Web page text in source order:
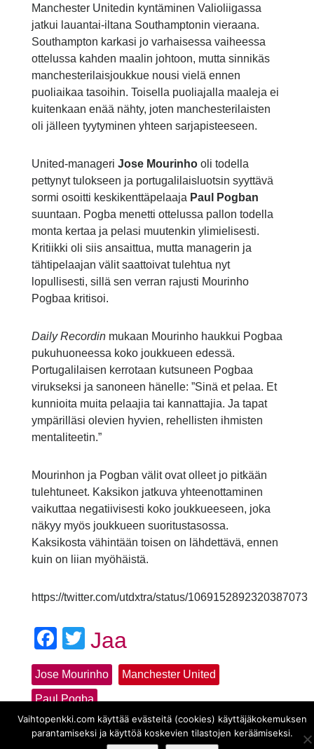
Manchester Unitedin kyntäminen Valioliigassa
jatkui lauantai-iltana Southamptonin vieraana.
Southampton karkasi jo varhaisessa vaiheessa
ottelussa kahden maalin johtoon, mutta sinnikäs
manchesterilaisjoukkue nousi vielä ennen
puoliaikaa tasoihin. Toisella puoliajalla maaleja ei
kuitenkaan enää nähty, joten manchesterilaisten
oli jälleen tyytyminen yhteen sarjapisteeseen.
United-manageri Jose Mourinhooli todella
pettynyt tulokseen ja portugalilaisluotsin syyttävä
sormi osoitti keskikenttäpelaaja Paul Pogban
suuntaan. Pogba menetti ottelussa pallon todella
monta kertaa ja pelasi muutenkin ylimielisesti.
Kritiikki oli siis ansaittua, mutta managerin ja
tähtipelaajan välit saattoivat tulehtua nyt
lopullisesti, sillä sen verran rajusti Mourinho
Pogbaa kritisoi.
Daily Recordinmukaan Mourinho haukkui Pogbaa
pukuhuoneessa koko joukkueen edessä.
Portugalilaisen kerrotaan kutsuneen Pogbaa
virukseksi ja sanoneen hänelle: ”Sinä et pelaa. Et
kunnioita muita pelaajia tai kannattajia. Ja tapat
ympärilläsi olevien hyvien, rehellisten ihmisten
mentaliteetin.”
Mourinhon ja Pogban välit ovat olleet jo pitkään
tulehtuneet. Kaksikon jatkuva yhteenottaminen
vaikuttaa negatiivisesti koko joukkueeseen, joka
näkyy myös joukkueen suoritustasossa.
Kaksikosta vähintään toisen on lähdettävä, ennen
kuin on liian myöhäistä.
https://twitter.com/utdxtra/status/1069152892320387073
Facebook
Twitter
Jaa
Jose Mourinho Manchester United
Paul Pogba
Vaihtopenkki.com käyttää evästeitä (cookies) käyttäjäkokemuksen
parantamiseksi ja käyttöä koskevien tilastojen keräämiseksi.